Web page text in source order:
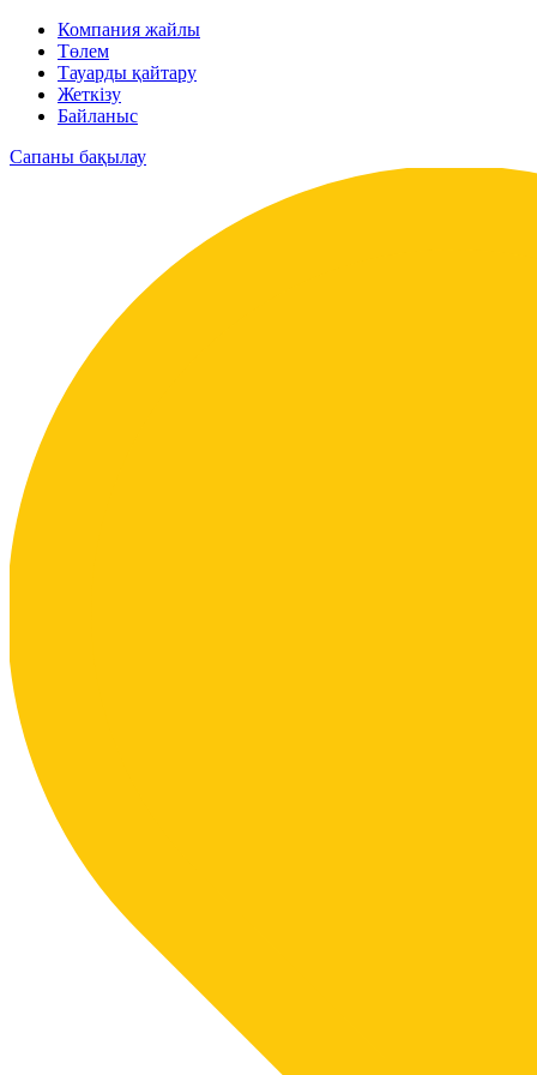
Компания жайлы
Төлем
Тауарды қайтару
Жеткізу
Байланыс
Сапаны бақылау